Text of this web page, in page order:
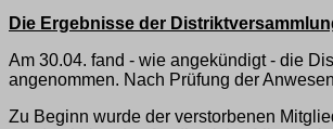
Die Ergebnisse der
Am 30.04. fand - wie angekündigt - die
angenommen. Nach Prüfung der
Zu Beginn wurde der verstorbenen